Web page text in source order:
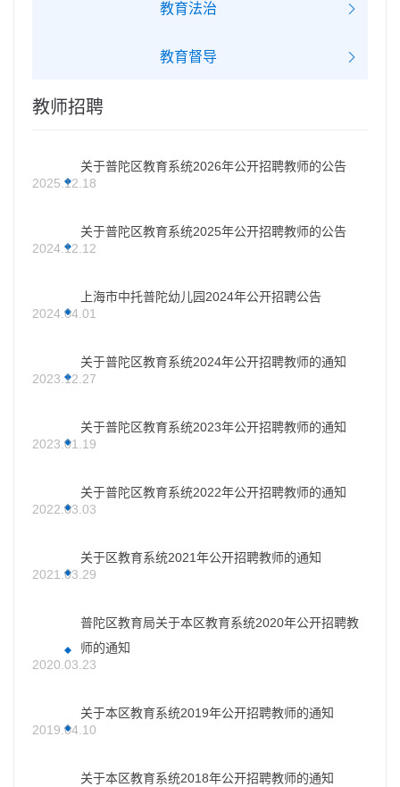
教育法治
教育督导
教师招聘
关于普陀区教育系统2026年公开招聘教师的公告
2025.12.18
关于普陀区教育系统2025年公开招聘教师的公告
2024.12.12
上海市中托普陀幼儿园2024年公开招聘公告
2024.04.01
关于普陀区教育系统2024年公开招聘教师的通知
2023.12.27
关于普陀区教育系统2023年公开招聘教师的通知
2023.01.19
关于普陀区教育系统2022年公开招聘教师的通知
2022.03.03
关于区教育系统2021年公开招聘教师的通知
2021.03.29
普陀区教育局关于本区教育系统2020年公开招聘教
师的通知
2020.03.23
关于本区教育系统2019年公开招聘教师的通知
2019.04.10
关于本区教育系统2018年公开招聘教师的通知